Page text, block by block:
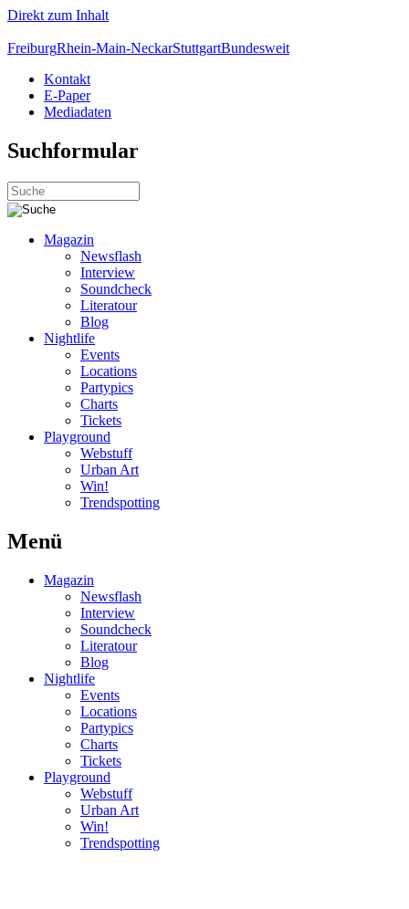
Direkt zum Inhalt
FreiburgRhein-Main-NeckarStuttgartBundesweit
Kontakt
E-Paper
Mediadaten
Suchformular
Magazin
Newsflash
Interview
Soundcheck
Literatour
Blog
Nightlife
Events
Locations
Partypics
Charts
Tickets
Playground
Webstuff
Urban Art
Win!
Trendspotting
Menü
Magazin
Newsflash
Interview
Soundcheck
Literatour
Blog
Nightlife
Events
Locations
Partypics
Charts
Tickets
Playground
Webstuff
Urban Art
Win!
Trendspotting